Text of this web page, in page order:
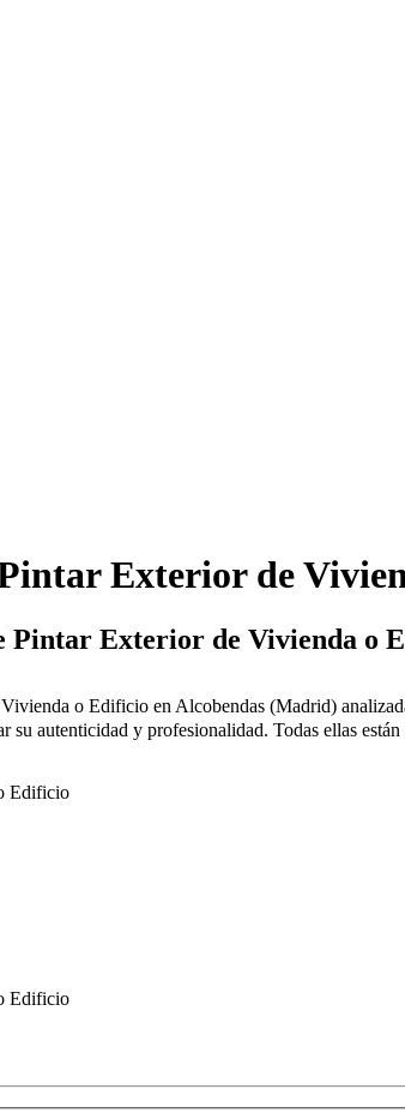
Exterior de
Pintar Exterior de Vivienda o
o Edificio en Alcobendas (Madrid)
autenticidad y profesionalidad. Todas ellas
Edificio
Edificio